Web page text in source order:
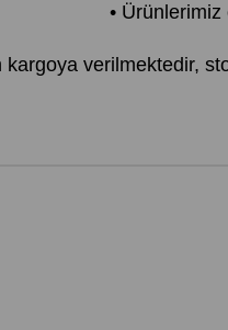
•
kargoya verilmektedir,